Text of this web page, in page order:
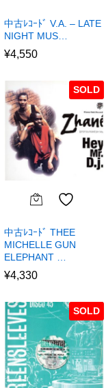
中古ﾚｺｰﾄﾞ V.A. – LATE
NIGHT MUS…
¥4,550
SOLD
中古ﾚｺｰﾄﾞ THEE
MICHELLE GUN
ELEPHANT …
¥4,330
SOLD